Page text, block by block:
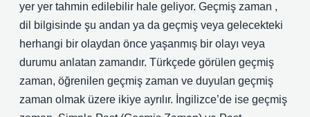
yer yer tahmin edilebilir hale geliyor. Geçmiş zaman ,
dil bilgisinde şu andan ya da geçmiş veya gelecekteki
herhangi bir olaydan önce yaşanmış bir olayı veya
durumu anlatan zamandır. Türkçede görülen geçmiş
zaman, öğrenilen geçmiş zaman ve duyulan geçmiş
zaman olmak üzere ikiye ayrılır. İngilizce’de ise geçmiş